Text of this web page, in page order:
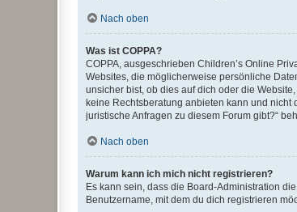
Nach oben
Was ist COPPA?
COPPA, ausgeschrieben Children’s Online
Websites, die möglicherweise persönliche
unsicher bist, ob dies auf dich oder die
keine Rechtsberatung anbieten kann und
juristische Anfragen zu diesem Forum gibt?“
Nach oben
Warum kann ich mich nicht registrieren?
Es kann sein, dass die Board-Administration
Benutzername, mit dem du dich registrieren